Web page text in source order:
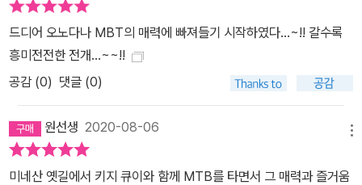
드디어 오노다나 MBT의 매력에 빠져들기 시작하였다...~!! 갈수록
흥미전전한 전개...~~!!
공감 (0) 댓글 (0)
원선생 2020-08-06
미네산 옛길에서 키지 큐이와 함께 MTB를 타면서 그 매력과 즐거움